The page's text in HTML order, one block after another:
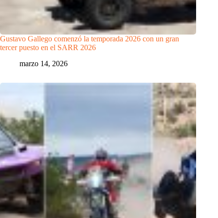
Gustavo Gallego comenzó la temporada 2026 con un gran
tercer puesto en el SARR 2026
marzo 14, 2026